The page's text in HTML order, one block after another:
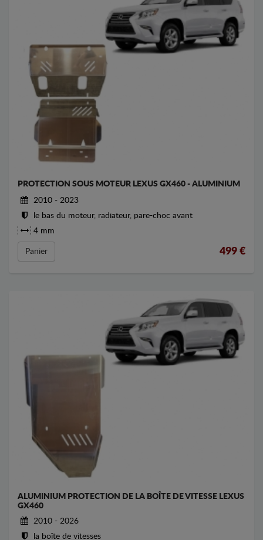
PROTECTION SOUS MOTEUR LEXUS GX460 - ALUMINIUM
2010 - 2023
le bas du moteur, radiateur, pare-choc avant
4 mm
Panier 499 €
ALUMINIUM PROTECTION DE LA BOÎTE DE VITESSE LEXUS
GX460
2010 - 2026
la boîte de vitesses